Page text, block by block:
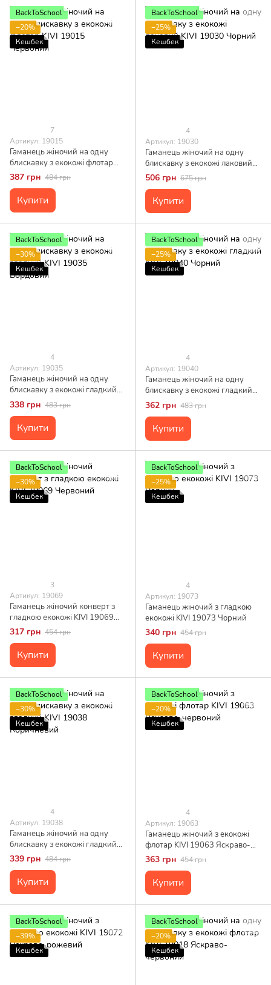
BackToSchool
−20%
Кешбек
7
Артикул: 19015
Гаманець жіночий на одну
блискавку з екокожі флотар
KIVI 19015 Червоний
387 грн 484 грн
Купити
BackToSchool
−25%
Кешбек
4
Артикул: 19030
Гаманець жіночий на одну
блискавку з екокожі лаковий
KIVI 19030 Чорний
506 грн 675 грн
Купити
BackToSchool
−30%
Кешбек
4
Артикул: 19035
Гаманець жіночий на одну
блискавку з екокожі гладкий
KIVI 19035 Бордовий
338 грн 483 грн
Купити
BackToSchool
−25%
Кешбек
4
Артикул: 19040
Гаманець жіночий на одну
блискавку з екокожі гладкий
KIVI 19040 Чорний
362 грн 483 грн
Купити
BackToSchool
−30%
Кешбек
3
Артикул: 19069
Гаманець жіночий конверт з
гладкою екокожі KIVI 19069
Червоний
317 грн 454 грн
Купити
BackToSchool
−25%
Кешбек
4
Артикул: 19073
Гаманець жіночий з гладкою
екокожі KIVI 19073 Чорний
340 грн 454 грн
Купити
BackToSchool
−30%
Кешбек
4
Артикул: 19038
Гаманець жіночий на одну
блискавку з екокожі гладкий
KIVI 19038 Коричневий
339 грн 484 грн
Купити
BackToSchool
−20%
Кешбек
4
Артикул: 19063
Гаманець жіночий з екокожі
флотар KIVI 19063 Яскраво-
червоний
363 грн 454 грн
Купити
BackToSchool
−39%
Кешбек
BackToSchool
−20%
Кешбек